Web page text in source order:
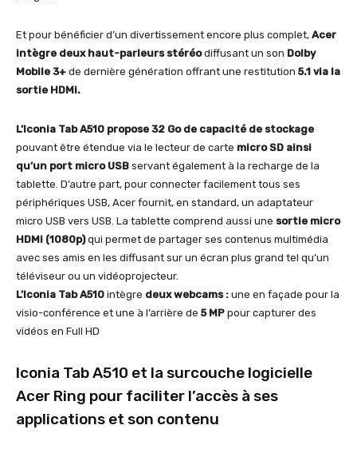
Et pour bénéficier d’un divertissement encore plus complet, Acer
intègre deux haut-parleurs stéréodiffusant un son Dolby
Mobile 3+ de dernière génération offrant une restitution 5.1 via la
sortie HDMi.
L’Iconia Tab A510 propose 32 Go de capacité de stockage
pouvant être étendue via le lecteur de carte micro SD ainsi
qu’un port micro USB servant également à la recharge de la
tablette. D’autre part, pour connecter facilement tous ses
périphériques USB, Acer fournit, en standard, un adaptateur
micro USB vers USB. La tablette comprend aussi une sortie micro
HDMi (1080p)qui permet de partager ses contenus multimédia
avec ses amis en les diffusant sur un écran plus grand tel qu’un
téléviseur ou un vidéoprojecteur.
L’Iconia Tab A510 intègre deux webcams : une en façade pour la
visio-conférence et une à l’arrière de 5 MP pour capturer des
vidéos en Full HD
Iconia Tab A510 et la surcouche logicielle
Acer Ring pour faciliter l’accès à ses
applications et son contenu